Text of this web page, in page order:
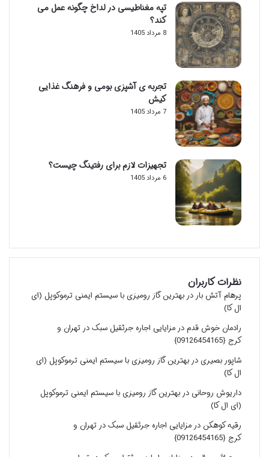
تپه مغناطیسی در لداخ چگونه عمل می
کند؟
8 مرداد 1405
تجربه ی آشپزی بومی و فرهنگ غذایی
کیش
7 مرداد 1405
تجهیزات لازم برای رفتینگ چیست؟
6 مرداد 1405
نظرات کاربران
پرهام آتش بار در بهترین گاز رومیزی با سیستم ایمنی ترموکوپل (ای
ال کا)
رادمان خوش قدمدر مزایایی اجاره جرثقیل سبک در تهران و
کرج {09126454165}
شاپور بصیریدر بهترین گاز رومیزی با سیستم ایمنی ترموکوپل (ای
ال کا)
داریوش روحانیدر بهترین گاز رومیزی با سیستم ایمنی ترموکوپل
(ای ال کا)
رقیه کوهکن در مزایایی اجاره جرثقیل سبک در تهران و
کرج {09126454165}